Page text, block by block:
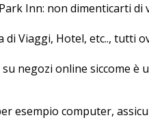
Inn: non dimenticarti di
Viaggi, Hotel, etc.., tutti
negozi online siccome è
esempio computer,